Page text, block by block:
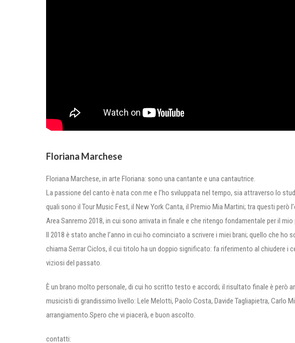
Floriana Marchese
Floriana Marchese, in arte Floriana: sono una cantante e una cantautrice.
La passione del canto è nata con me e l’ho sviluppata nel tempo, sia attraverso lo
quali sono il Tour Music Fest, il New York Canta, il Premio Mia Martini; tra questi però
Area Sanremo 2018, in cui sono arrivata in finale e che ritengo fondamentale per il
Il 2018 è stato anche l’anno in cui ho cominciato a scrivere i miei brani; quello che
chiama Serrar Ciclos, il cui titolo ha un doppio significato: fa riferimento al chiudere i
viziosi del passato.
È un brano molto personale, di cui ho scritto testo e accordi; il risultato finale è però
musicisti di grandissimo livello: Lele Melotti, Paolo Costa, Davide Tagliapietra, Carlo
arrangiamento.Spero che vi piacerà, e buon ascolto.
contatti: